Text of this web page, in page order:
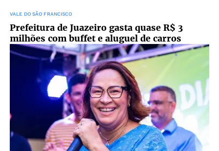
VALE DO SÃO FRANCISCO
Prefeitura de Juazeiro gasta quase R$ 3
milhões com buffet e aluguel de carros